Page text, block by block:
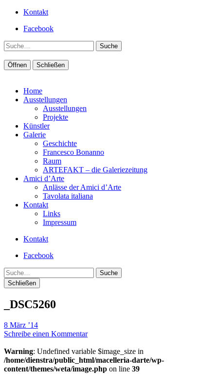
Kontakt
Facebook
Suche
Öffnen Schließen
Home
Ausstellungen
Ausstellungen
Projekte
Künstler
Galerie
Geschichte
Francesco Bonanno
Raum
ARTEFAKT – die Galeriezeitung
Amici d’Arte
Anlässe der Amici d’Arte
Tavolata italiana
Kontakt
Links
Impressum
Kontakt
Facebook
Suche
Schließen
_DSC5260
8 März ’14
Schreibe einen Kommentar
Warning: Undefined variable $image_size in
/home/dienstra/public_html/macelleria-darte/wp-
content/themes/weta/image.php on line 39